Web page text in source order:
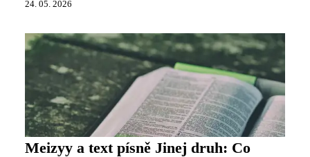
24. 05. 2026
Meizyy a text písně Jinej druh: Co